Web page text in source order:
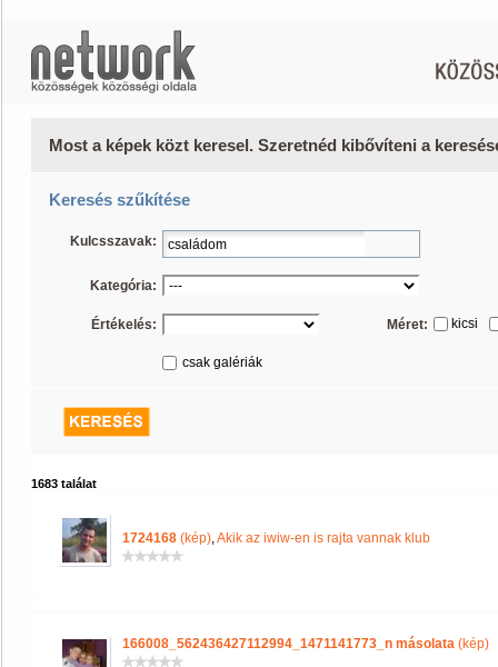
Most a képek közt keresel. Szeretnéd kibővíteni a
Keresés szűkítése
Kulcsszavak:
Kategória:
Értékelés: Méret: kicsi
csak galériák
1683 találat
1724168 (kép),Akik az iwiw-en is rajta vannak klub
166008_562436427112994_1471141773_n másolata (kép)